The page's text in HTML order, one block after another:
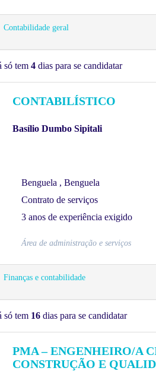
Contabilidade geral
só tem 4 dias para se candidatar
CONTABILÍSTICO
Basílio Dumbo Sipitali
Benguela , Benguela
Contrato de serviços
3 anos de experiência exigido
Área de administração e serviços
Finanças e contabilidade
só tem 16 dias para se candidatar
PMA – ENGENHEIRO/A
CONSTRUÇÃO E